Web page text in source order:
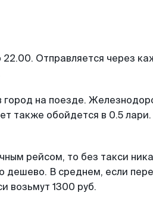
Отправляется через
на поезде.
также обойдется в 0.5
рейсом, то без такси
дешево. В среднем, если
возьмут 1300 руб.